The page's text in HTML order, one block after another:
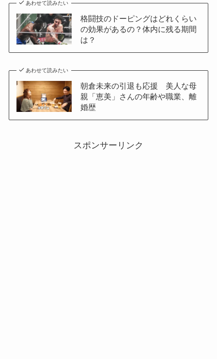
あわせて読みたい
格闘技のドーピングはどれくらい
の効果があるの？体内に残る期間
は？
あわせて読みたい
朝倉未来の引退も応援 美人な母
親「恵美」さんの年齢や職業、離
婚歴
スポンサーリンク